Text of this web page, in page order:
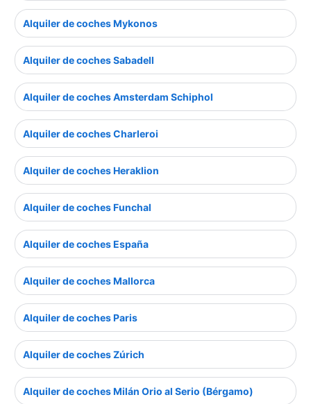
Alquiler de coches Mykonos
Alquiler de coches Sabadell
Alquiler de coches Amsterdam Schiphol
Alquiler de coches Charleroi
Alquiler de coches Heraklion
Alquiler de coches Funchal
Alquiler de coches España
Alquiler de coches Mallorca
Alquiler de coches Paris
Alquiler de coches Zúrich
Alquiler de coches Milán Orio al Serio (Bérgamo)